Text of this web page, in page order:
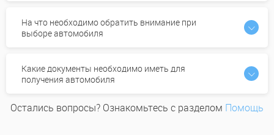
На что необходимо обратить внимание при
выборе автомобиля
Какие документы необходимо иметь для
получения автомобиля
Остались вопросы? Ознакомьтесь с разделом Помощь